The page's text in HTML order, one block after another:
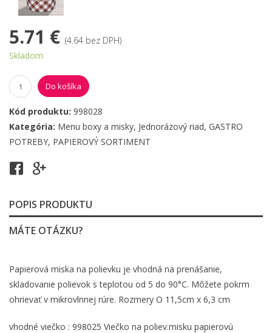
5.71 € (4.64 bez DPH)
Skladom
Do košíka
Kód produktu: 998028
Kategória: Menu boxy a misky, Jednorázový riad, GASTRO
POTREBY, PAPIEROVÝ SORTIMENT
POPIS PRODUKTU
MÁTE OTÁZKU?
Papierová miska na polievku je vhodná na prenášanie,
skladovanie polievok s teplotou od 5 do 90°C. Môžete pokrm
ohrievať v mikrovlnnej rúre. Rozmery O 11,5cm x 6,3 cm
vhodné viečko : 998025 Viečko na poliev.misku papierovú